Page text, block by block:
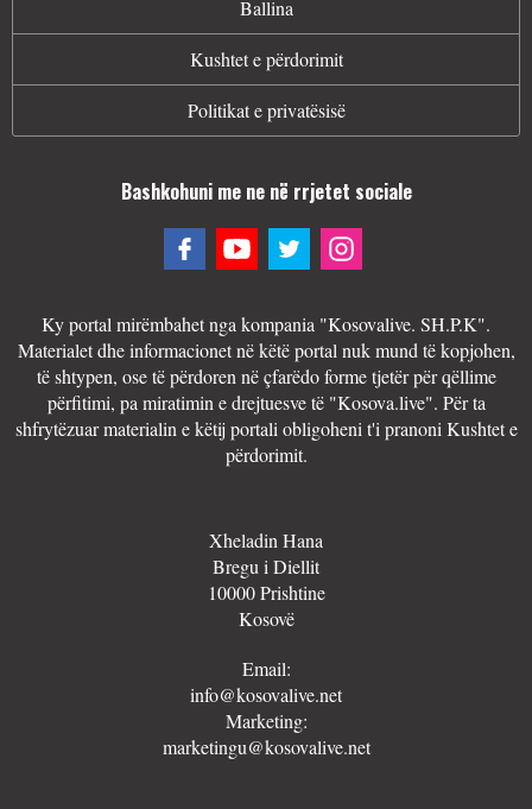
Ballina
Kushtet e përdorimit
Politikat e privatësisë
Bashkohuni me ne në rrjetet sociale
Ky portal mirëmbahet nga kompania "Kosovalive. SH.P.K".
Materialet dhe informacionet në këtë portal nuk mund të kopjohen,
të shtypen, ose të përdoren në çfarëdo forme tjetër për qëllime
përfitimi, pa miratimin e drejtuesve të "Kosova.live". Për ta
shfrytëzuar materialin e këtij portali obligoheni t'i pranoni Kushtet e
përdorimit.
Xheladin Hana
Bregu i Diellit
10000 Prishtine
Kosovë
Email:
info@kosovalive.net
Marketing:
marketingu@kosovalive.net